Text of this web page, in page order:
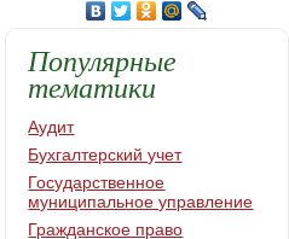
Популярные
тематики
Аудит
Бухгалтерский учет
Государственное
муниципальное управление
Гражданское право